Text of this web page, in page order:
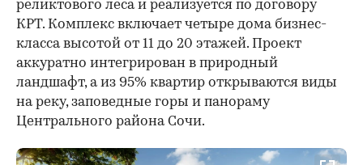
реликтового леса и реализуется по договору
КРТ. Комплекс включает четыре дома бизнес-
класса высотой от 11 до 20 этажей. Проект
аккуратно интегрирован в природный
ландшафт, а из 95% квартир открываются виды
на реку, заповедные горы и панораму
Центрального района Сочи.